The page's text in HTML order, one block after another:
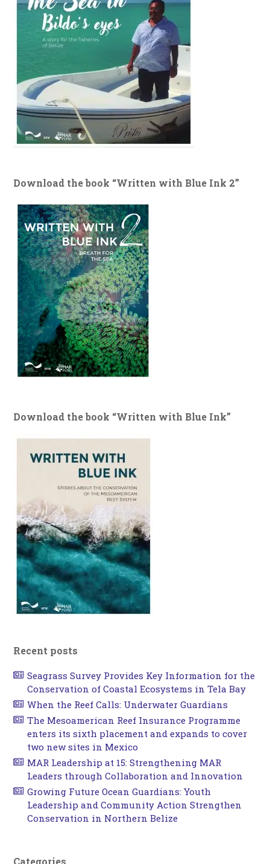
Download the book “Written with Blue Ink 2”
Download the book “Written with Blue Ink”
Recent posts
Seagrass Survey Provides Key Information for the
Conservation of Coastal Ecosystems in Tela Bay
When the Reef Calls: Underwater Guardians
The Mesoamerican Reef Insurance Programme
enters its sixth placement and expands to cover
two new sites in Mexico
MAR Leadership at 15: Strengthening MAR
Leaders through Collaboration and Innovation
Growing Future Ocean Guardians: Youth
Leadership and Community Action Strengthen
Conservation in Northern Belize